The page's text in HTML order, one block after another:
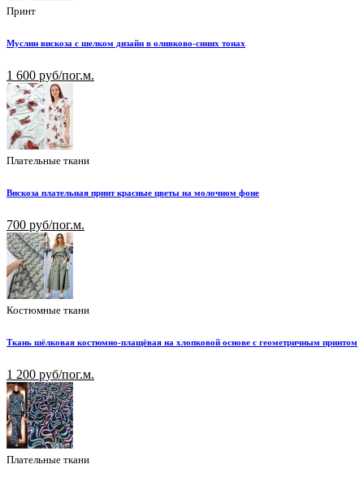
Принт
Муслин вискоза с шелком дизайн в оливково-синих тонах
1 600 руб/пог.м.
Плательные ткани
Вискоза плательная принт красные цветы на молочном фоне
700 руб/пог.м.
Костюмные ткани
Ткань шёлковая костюмно-плащёвая на хлопковой основе с геометричным принтом
1 200 руб/пог.м.
Плательные ткани